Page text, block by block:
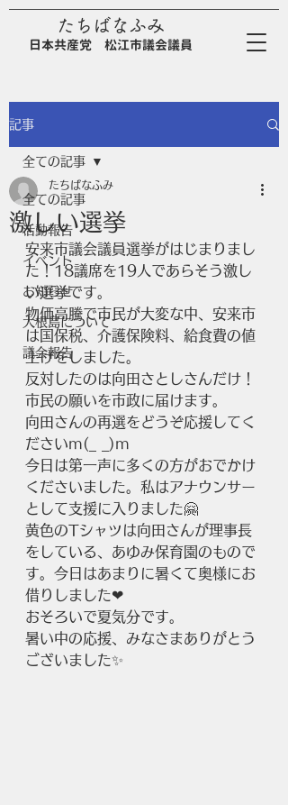
たちばなふみ
日本共産党 松江市議会議員
記事
全ての記事
活動報告
イベント
お知らせ
大根島について
議会報告
全ての記事
激しい選挙
たちばなふみ
安来市議会議員選挙がはじまりまし
た！18議席を19人であらそう激し
い選挙です。
物価高騰で市民が大変な中、安来市
は国保税、介護保険料、給食費の値
上げをしました。
反対したのは向田さとしさんだけ！
市民の願いを市政に届けます。
向田さんの再選をどうぞ応援してく
ださいm(_ _)m
今日は第一声に多くの方がおでかけ
くださいました。私はアナウンサー
として支援に入りました🤗
黄色のTシャツは向田さんが理事長
をしている、あゆみ保育園のもので
す。今日はあまりに暑くて奥様にお
借りしました❤
おそろいで夏気分です。
暑い中の応援、みなさまありがとう
ございました✨